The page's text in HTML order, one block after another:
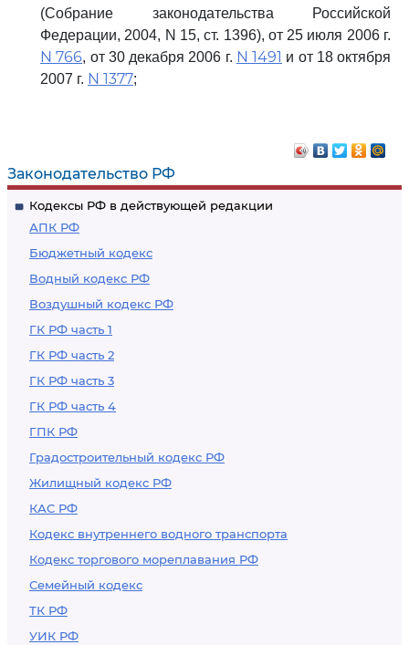
Законодательство РФ
Кодексы РФ в действующей редакции
АПК РФ
Бюджетный кодекс
Водный кодекс РФ
Воздушный кодекс РФ
ГК РФ часть 1
ГК РФ часть 2
ГК РФ часть 3
ГК РФ часть 4
ГПК РФ
Градостроительный кодекс РФ
Жилищный кодекс РФ
КАС РФ
Кодекс внутреннего водного транспорта
Кодекс торгового мореплавания РФ
Семейный кодекс
ТК РФ
УИК РФ
(Собрание законодательства Российской
Федерации, 2004, N 15, ст. 1396), от 25 июля 2006 г.
N 766, от 30 декабря 2006 г. N 1491 и от 18 октября
2007 г. N 1377;